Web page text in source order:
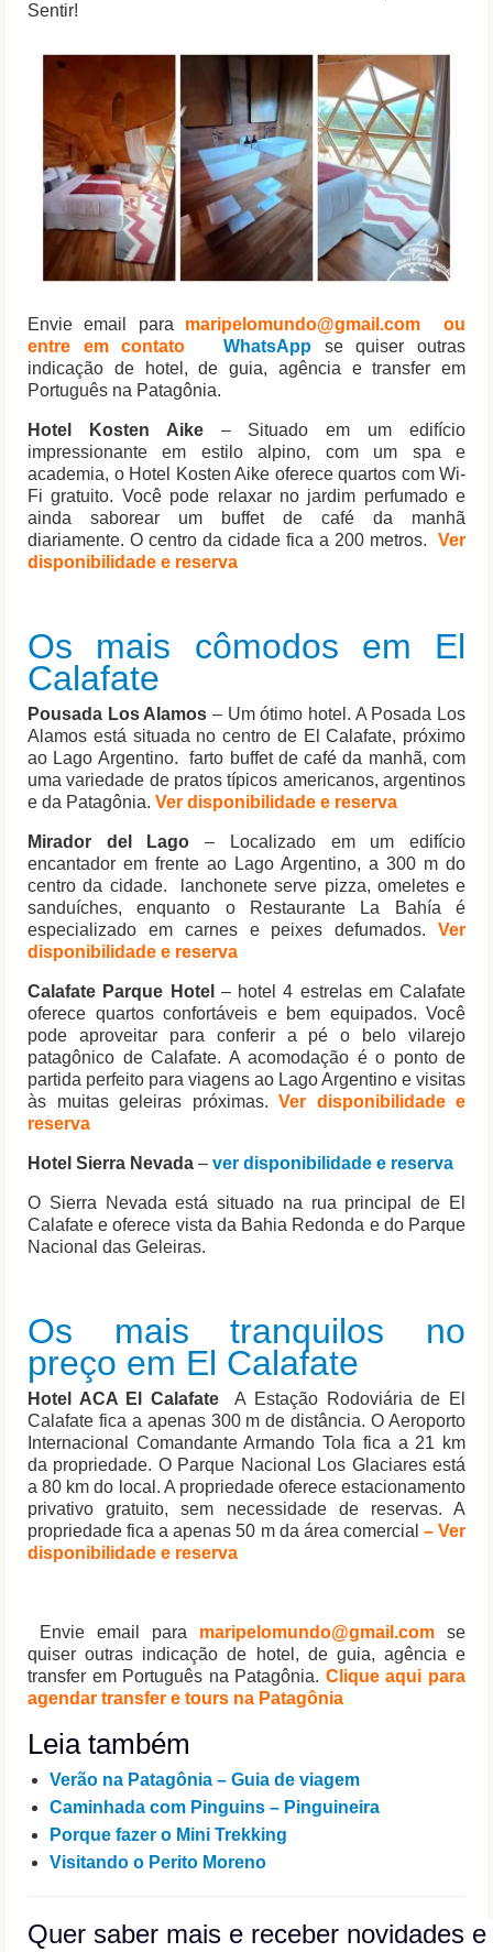
Sentir!
Envie email para maripelomundo@gmail.com
ou
entre em contatoWhatsApp se quiser outras
indicação de hotel, de guia, agência e transfer em
Português na Patagônia.
Hotel Kosten Aike – Situado em um edifício
impressionante em estilo alpino, com um spa e
academia, o Hotel Kosten Aike oferece quartos com Wi-
Fi gratuito. Você pode relaxar no jardim perfumado e
ainda saborear um buffet de café da manhã
diariamente. O centro da cidade fica a 200 metros. Ver
disponibilidade e reserva
Os mais cômodos em El
Calafate
Pousada Los Alamos – Um ótimo hotel. A Posada Los
Alamos está situada no centro de El Calafate, próximo
ao Lago Argentino. farto buffet de café da manhã, com
uma variedade de pratos típicos americanos, argentinos
e da Patagônia. Ver disponibilidade e reserva
Mirador del Lago – Localizado em um edifício
encantador em frente ao Lago Argentino, a 300 m do
centro da cidade. lanchonete serve pizza, omeletes e
sanduíches, enquanto o Restaurante La Bahía é
especializado em carnes e peixes defumados. Ver
disponibilidade e reserva
Calafate Parque Hotel – hotel 4 estrelas em Calafate
oferece quartos confortáveis ​​e bem equipados. Você
pode aproveitar para conferir a pé o belo vilarejo
patagônico de Calafate. A acomodação é o ponto de
partida perfeito para viagens ao Lago Argentino e visitas
às muitas geleiras próximas. Ver disponibilidade e
reserva
Hotel Sierra Nevada – ver disponibilidade e reserva
O Sierra Nevada está situado na rua principal de El
Calafate e oferece vista da Bahia Redonda e do Parque
Nacional das Geleiras.
Os mais tranquilos no
preço em El Calafate
Hotel ACA El Calafate A Estação Rodoviária de El
Calafate fica a apenas 300 m de distância. O Aeroporto
Internacional Comandante Armando Tola fica a 21 km
da propriedade. O Parque Nacional Los Glaciares está
a 80 km do local. A propriedade oferece estacionamento
privativo gratuito, sem necessidade de reservas. A
propriedade fica a apenas 50 m da área comercial –Ver
disponibilidade e reserva
Envie email para maripelomundo@gmail.com se
quiser outras indicação de hotel, de guia, agência e
transfer em Português na Patagônia. Clique aqui para
agendar transfer e tours na Patagônia
Leia também
Verão na Patagônia – Guia de viagem
Caminhada com Pinguins – Pinguineira
Porque fazer o Mini Trekking
Visitando o Perito Moreno
Quer saber mais e receber novidades